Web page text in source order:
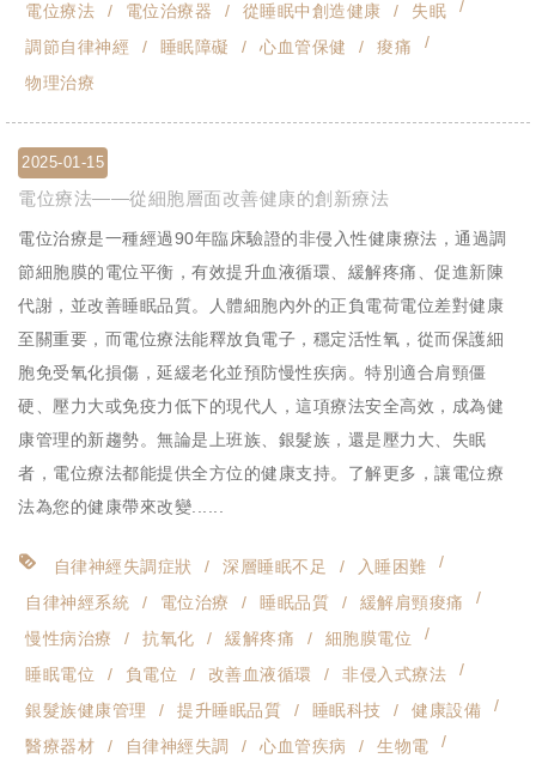
電位療法
電位治療器 從睡眠中創造健康
失眠
調節自律神經
睡眠障礙 心血管保健
痠痛
物理治療
2025-01-15
電位療法——從細胞層面改善健康的創新療法
電位治療是一種經過90年臨床驗證的非侵入性健康療法，通過調
節細胞膜的電位平衡，有效提升血液循環、緩解疼痛、促進新陳
代謝，並改善睡眠品質。人體細胞內外的正負電荷電位差對健康
至關重要，而電位療法能釋放負電子，穩定活性氧，從而保護細
胞免受氧化損傷，延緩老化並預防慢性疾病。特別適合肩頸僵
硬、壓力大或免疫力低下的現代人，這項療法安全高效，成為健
康管理的新趨勢。無論是上班族、銀髮族，還是壓力大、失眠
者，電位療法都能提供全方位的健康支持。了解更多，讓電位療
法為您的健康帶來改變......
自律神經失調症狀 深層睡眠不足
入睡困難
自律神經系統
電位治療 睡眠品質
緩解肩頸痠痛
慢性病治療
抗氧化 緩解疼痛
細胞膜電位
睡眠電位
負電位 改善血液循環
非侵入式療法
銀髮族健康管理
提升睡眠品質 睡眠科技
健康設備
醫療器材
自律神經失調 心血管疾病
生物電